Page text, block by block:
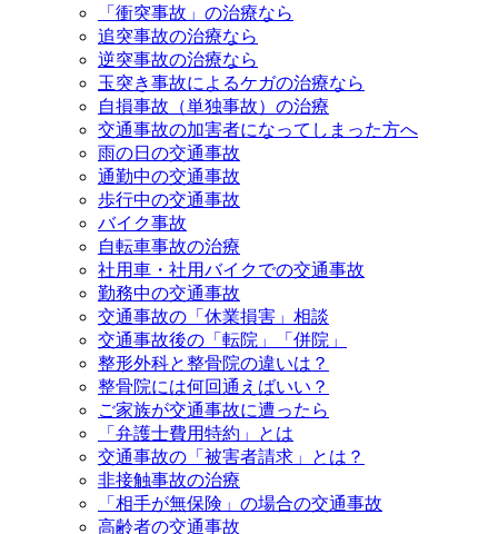
「衝突事故」の治療なら
追突事故の治療なら
逆突事故の治療なら
玉突き事故によるケガの治療なら
自損事故（単独事故）の治療
交通事故の加害者になってしまった方へ
雨の日の交通事故
通勤中の交通事故
歩行中の交通事故
バイク事故
自転車事故の治療
社用車・社用バイクでの交通事故
勤務中の交通事故
交通事故の「休業損害」相談
交通事故後の「転院」「併院」
整形外科と整骨院の違いは？
整骨院には何回通えばいい？
ご家族が交通事故に遭ったら
「弁護士費用特約」とは
交通事故の「被害者請求」とは？
非接触事故の治療
「相手が無保険」の場合の交通事故
高齢者の交通事故